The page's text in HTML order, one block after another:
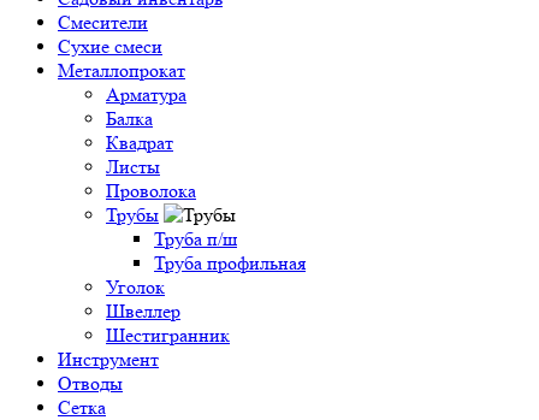
Смесители
Сухие смеси
Металлопрокат
Арматура
Балка
Квадрат
Листы
Проволока
Трубы
Труба п/ш
Труба профильная
Уголок
Швеллер
Шестигранник
Инструмент
Отводы
Сетка